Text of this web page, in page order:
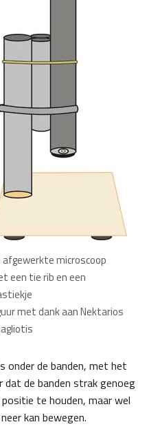
afgewerkte microscoop
een tie rib en een
met dank aan Nektarios
onder de banden, met het
dat de banden strak genoeg
te houden, maar wel
kan bewegen.